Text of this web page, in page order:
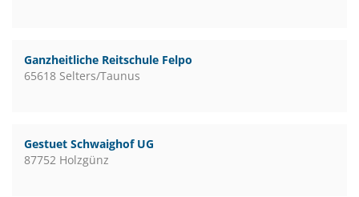
Ganzheitliche Reitschule Felpo
65618 Selters/Taunus
Gestuet Schwaighof UG
87752 Holzgünz